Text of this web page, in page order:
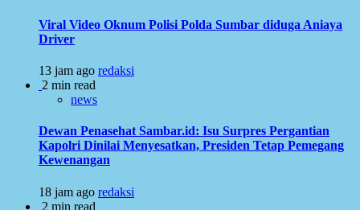
Viral Video Oknum Polisi Polda Sumbar diduga Aniaya
Driver
13 jam ago redaksi
2 min read
news
Dewan Penasehat Sambar.id: Isu Surpres Pergantian
Kapolri Dinilai Menyesatkan, Presiden Tetap Pemegang
Kewenangan
18 jam ago redaksi
2 min read